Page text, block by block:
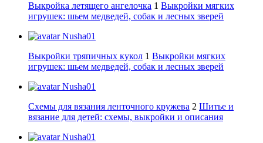
Выкройка летящего ангелочка 1 Выкройки мягких
игрушек: шьем медведей, собак и лесных зверей
Nusha01
Выкройки тряпичных кукол 1 Выкройки мягких
игрушек: шьем медведей, собак и лесных зверей
Nusha01
Схемы для вязания ленточного кружева 2 Шитье и
вязание для детей: схемы, выкройки и описания
Nusha01